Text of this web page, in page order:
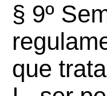
§ 9º
que